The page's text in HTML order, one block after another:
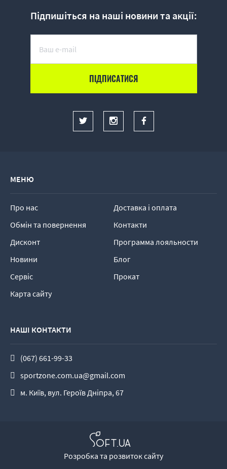
Підпишіться на наші новини та акції:
МЕНЮ
Про нас
Доставка і оплата
Обмін та повернення
Контакти
Дисконт
Программа лояльности
Новини
Блог
Сервіс
Прокат
Карта сайту
НАШІ КОНТАКТИ
(067) 661-99-33
sportzone.com.ua@gmail.com
м. Київ, вул. Героїв Дніпра, 67
Розробка та розвиток сайту